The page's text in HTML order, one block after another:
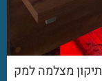
תיקון מצלמה למק